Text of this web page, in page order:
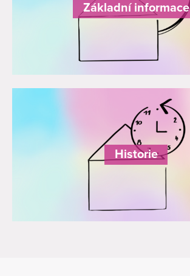
Základní informace
Historie